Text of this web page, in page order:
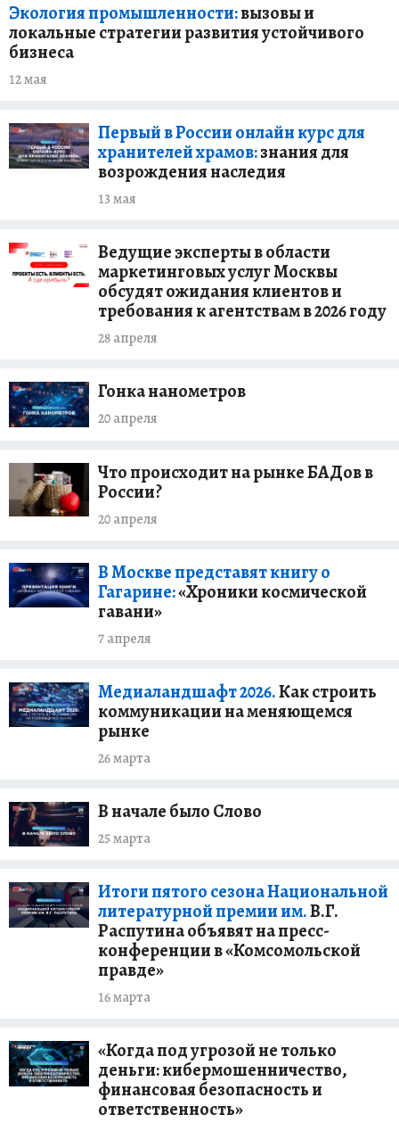
Экология промышленности:вызовы и
локальные стратегии развития устойчивого
бизнеса
12 мая
Первый в России онлайн курс для
хранителей храмов:знания для
возрождения наследия
13 мая
Ведущие эксперты в области
маркетинговых услуг Москвы
обсудят ожидания клиентов и
требования к агентствам в 2026 году
28 апреля
Гонка нанометров
20 апреля
Что происходит на рынке БАДов в
России?
20 апреля
В Москве представят книгу о
Гагарине:«Хроники космической
гавани»
7 апреля
Медиаландшафт 2026.Как строить
коммуникации на меняющемся
рынке
26 марта
В начале было Слово
25 марта
Итоги пятого сезона Национальной
литературной премии им.В.Г.
Распутина объявят на пресс-
конференции в «Комсомольской
правде»
16 марта
«Когда под угрозой не только
деньги: кибермошенничество,
финансовая безопасность и
ответственность»